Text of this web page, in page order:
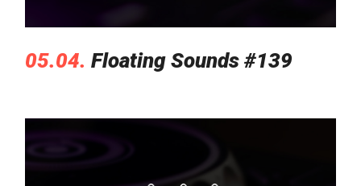
05.04. Floating Sounds #139